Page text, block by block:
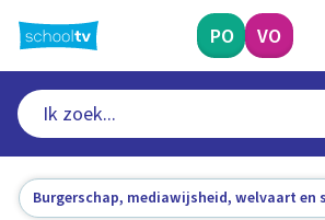
naar
hoofdinhoud
PO VO
Burgerschap, mediawijsheid, welvaart en